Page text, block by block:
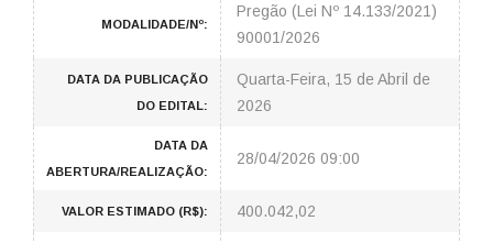
MODALIDADE/Nº:
Pregão (Lei Nº 14.133/2021)
90001/2026
DATA DA PUBLICAÇÃO
DO EDITAL:
Quarta-Feira, 15 de Abril de
2026
DATA DA
ABERTURA/REALIZAÇÃO:
28/04/2026 09:00
VALOR ESTIMADO (R$): 400.042,02